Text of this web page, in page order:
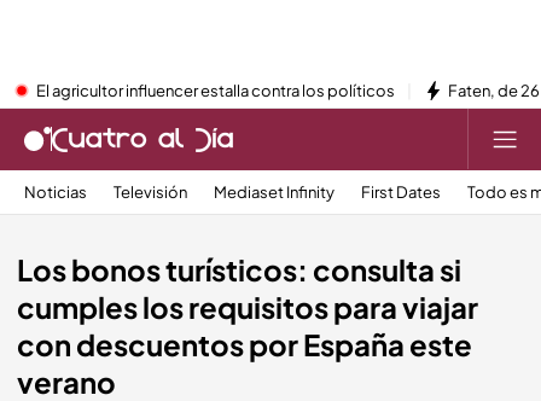
El agricultor influencer estalla contra los políticos Faten, de
Noticias Televisión Mediaset Infinity First Dates Todo es
Los bonos turísticos: consulta si
cumples los requisitos para viajar
con descuentos por España este
verano